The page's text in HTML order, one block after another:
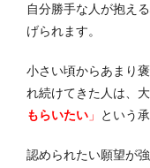
自分勝手な人が抱え
げられます。
小さい頃からあまり
れ続けてきた人は、
もらいたい 」 という
認められたい願望が